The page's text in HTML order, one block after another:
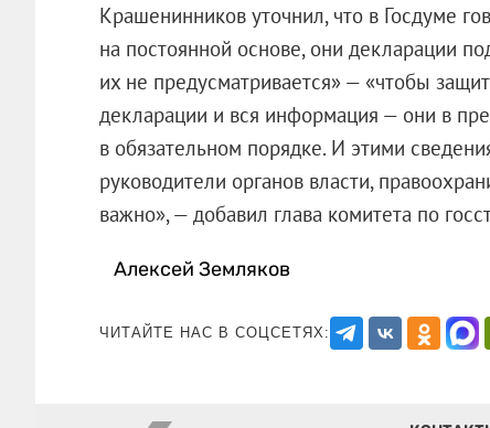
Крашенинников уточнил, что в Госдуме
на постоянной основе, они декларации
их не предусматривается» — «чтобы
декларации и вся информация — они в
в обязательном порядке. И этими
руководители органов власти,
важно», — добавил глава комитета по
Алексей Земляков
ЧИТАЙТЕ НАС В СОЦСЕТЯХ: